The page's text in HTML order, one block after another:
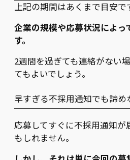
上記の期間はあくまで目安で
企業の規模や応募状況によ
す。
2週間を過ぎても連絡がない
てもよいでしょう。
早すぎる不採用通知でも諦め
応募してすぐに不採用通知
もしれません。